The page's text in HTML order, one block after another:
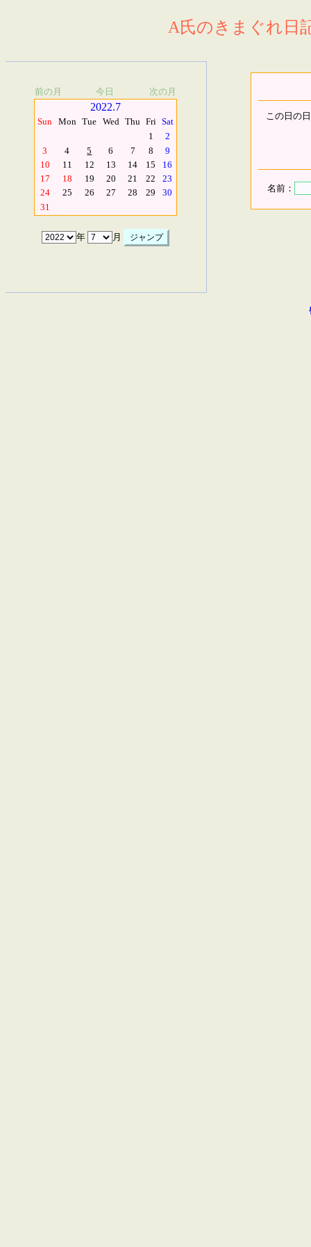
A氏のきまぐれ日
前の月 今日 次の月
2022.7
Sun Mon Tue Wed Thu Fri Sat
1
2
3
4 5 6 7 8
9
10
11 12 13 14 15
16
17
18 19 20 21 22
23
24
25 26 27 28 29
30
31
年 月
この日の
名前：